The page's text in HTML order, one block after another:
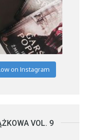
on Instagram
VOL. 9